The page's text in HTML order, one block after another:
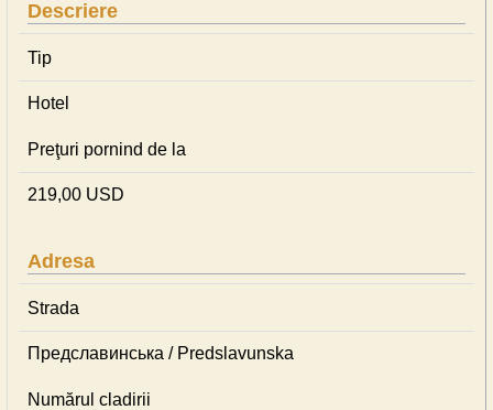
Descriere
Tip
Hotel
Preţuri pornind de la
219,00 USD
Adresa
Strada
Предславинська / Predslavunska
Numărul cladirii